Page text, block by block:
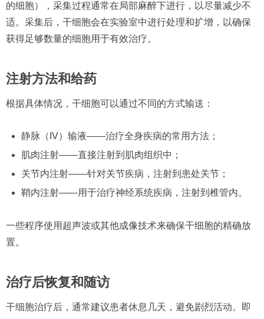
的细胞），采集过程通常在局部麻醉下进行，以尽量减少不
适。采集后，干细胞会在实验室中进行处理和扩增，以确保
获得足够数量的细胞用于有效治疗。
注射方法和给药
根据具体情况，干细胞可以通过不同的方式输送：
静脉（IV）输液——治疗全身疾病的常用方法；
肌肉注射——直接注射到肌肉组织中；
关节内注射——针对关节疾病，注射到患处关节；
鞘内注射——用于治疗神经系统疾病，注射到椎管内。
一些程序使用超声波或其他成像技术来确保干细胞的精确放
置。
治疗后恢复和随访
干细胞治疗后，通常建议患者休息几天，避免剧烈活动。即